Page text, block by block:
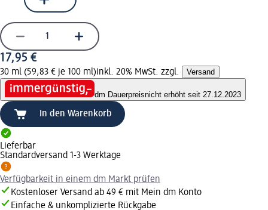
17,95 €
30 ml (59,83 € je 100 ml)inkl. 20% MwSt. zzgl. Versand
dm Dauerpreisnicht erhöht seit 27.12.2023
In den Warenkorb
Lieferbar
Standardversand 1-3 Werktage
Verfügbarkeit in einem dm Markt prüfen
Kostenloser Versand ab 49 € mit Mein dm Konto
Einfache & unkomplizierte Rückgabe